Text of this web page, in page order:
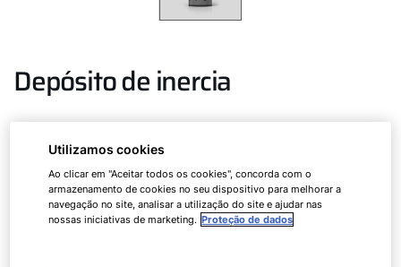
Depósito de inercia
SPU-2 (W) até 1500 litros
Depósito de inércia para apoio ao aquecimento
com isolamento térmico removível e permutador de
Utilizamos cookies
Ao clicar em "Aceitar todos os cookies", concorda com o
armazenamento de cookies no seu dispositivo para melhorar a
navegação no site, analisar a utilização do site e ajudar nas
nossas iniciativas de marketing. Proteção de dados